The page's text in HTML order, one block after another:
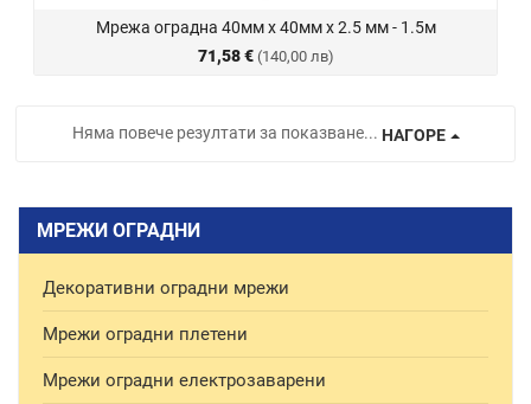
Мрежа оградна 40мм х 40мм х 2.5 мм - 1.5м
71,58 € (140,00 лв)
Няма повече резултати за показване... НАГОРЕ
МРЕЖИ ОГРАДНИ
Декоративни оградни мрежи
Мрежи оградни плетени
Мрежи оградни електрозаварени